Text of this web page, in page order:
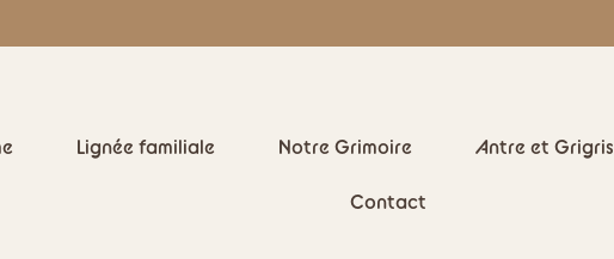
Lignée familiale Notre Grimoire Antre et Grigris
Contact